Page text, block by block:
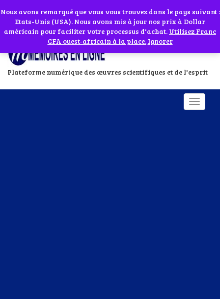
Abonnes toi à notre chaîne WhatsApp en cliquant sur l'icône en face
Plateforme numérique des œuvres scientifiques et de l'esprit
Si vous avez besoin d'assistance Contactez-nous par WhatsApp au
+229 01 95 33 60 26Ignorer
Nous avons remarqué que vous vous trouvez dans le pays suivant :
Etats-Unis (USA). Nous avons mis à jour nos prix à Dollar
américain pour faciliter votre processus d'achat. Utilisez Franc
CFA ouest-africain à la place. Ignorer